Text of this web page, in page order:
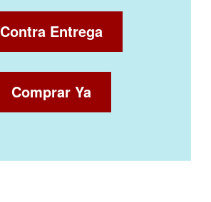
Contra Entrega
Comprar Ya